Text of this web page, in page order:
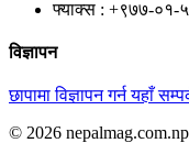
फ्याक्स : +९७७-०१-
विज्ञापन
छापामा विज्ञापन गर्न यहाँ
© 2026